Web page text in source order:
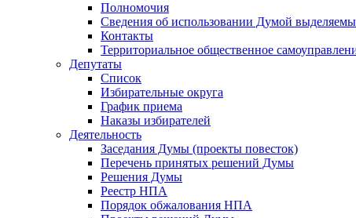
Полномочия
Сведения об использовании Думой
Контакты
Территориальное общественное
Депутаты
Список
Избирательные округа
График приема
Наказы избирателей
Деятельность
Заседания Думы (проекты повесток)
Перечень принятых решений Думы
Решения Думы
Реестр НПА
Порядок обжалования НПА